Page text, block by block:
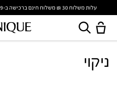
עלות משלוח 30 ₪ משלוח חינם ברכישה ב-249 ₪ ומעלה | עד 14 ימי עסקים
ניקוי